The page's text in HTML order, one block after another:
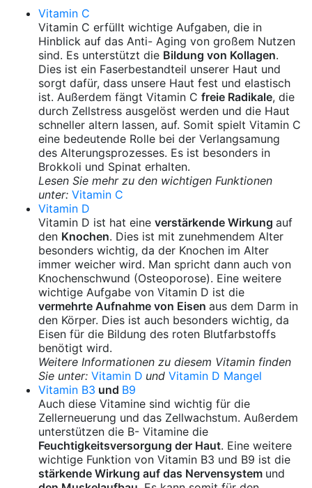
Vitamin C
Vitamin C erfüllt wichtige Aufgaben, die in
Hinblick auf das Anti- Aging von großem Nutzen
sind. Es unterstützt die Bildung von Kollagen.
Dies ist ein Faserbestandteil unserer Haut und
sorgt dafür, dass unsere Haut fest und elastisch
ist. Außerdem fängt Vitamin C freie Radikale, die
durch Zellstress ausgelöst werden und die Haut
schneller altern lassen, auf. Somit spielt Vitamin C
eine bedeutende Rolle bei der Verlangsamung
des Alterungsprozesses. Es ist besonders in
Brokkoli und Spinat erhalten.
Lesen Sie mehr zu den wichtigen Funktionen
unter: Vitamin C
Vitamin D
Vitamin D ist hat eine verstärkende Wirkung auf
den Knochen. Dies ist mit zunehmendem Alter
besonders wichtig, da der Knochen im Alter
immer weicher wird. Man spricht dann auch von
Knochenschwund (Osteoporose). Eine weitere
wichtige Aufgabe von Vitamin D ist die
vermehrte Aufnahme von Eisen aus dem Darm in
den Körper. Dies ist auch besonders wichtig, da
Eisen für die Bildung des roten Blutfarbstoffs
benötigt wird.
Weitere Informationen zu diesem Vitamin finden
Sie unter: Vitamin D und Vitamin D Mangel
Vitamin B3 und B9
Auch diese Vitamine sind wichtig für die
Zellerneuerung und das Zellwachstum. Außerdem
unterstützen die B- Vitamine die
Feuchtigkeitsversorgung der Haut. Eine weitere
wichtige Funktion von Vitamin B3 und B9 ist die
stärkende Wirkung auf das Nervensystem und